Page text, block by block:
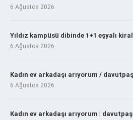
6 Ağustos 2026
Yıldız kampüsü dibinde 1+1 eşyalı
6 Ağustos 2026
Kadın ev arkadaşı arıyorum /
6 Ağustos 2026
Kadın ev arkadaşı arıyorum |